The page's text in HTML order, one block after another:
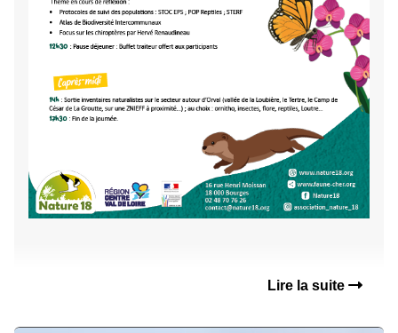
Lire la suite